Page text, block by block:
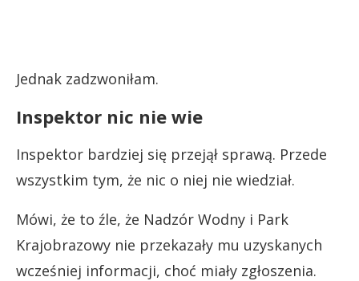
Jednak zadzwoniłam.
Inspektor nic nie wie
Inspektor bardziej się przejął sprawą. Przede
wszystkim tym, że nic o niej nie wiedział.
Mówi, że to źle, że Nadzór Wodny i Park
Krajobrazowy nie przekazały mu uzyskanych
wcześniej informacji, choć miały zgłoszenia.